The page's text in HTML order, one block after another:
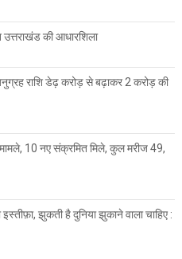
उत्तराखंड की आधारशिला
राशि डेढ़ करोड़ से बढ़ाकर 2 करोड़ की
10 नए संक्रमित मिले, कुल मरीज 49,
इस्तीफ़ा, झुकती है दुनिया झुकाने वाला चाहिए :